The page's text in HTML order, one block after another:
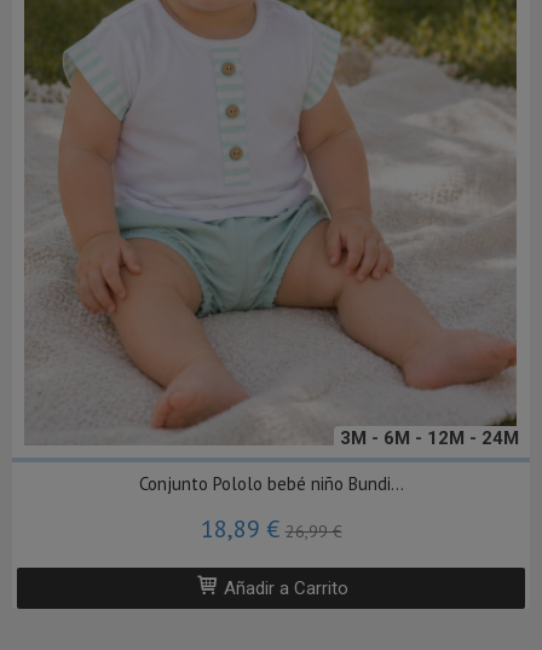
3M - 6M - 12M - 24M
Conjunto Pololo bebé niño Bundi...
18,89 €26,99 €
Añadir a Carrito